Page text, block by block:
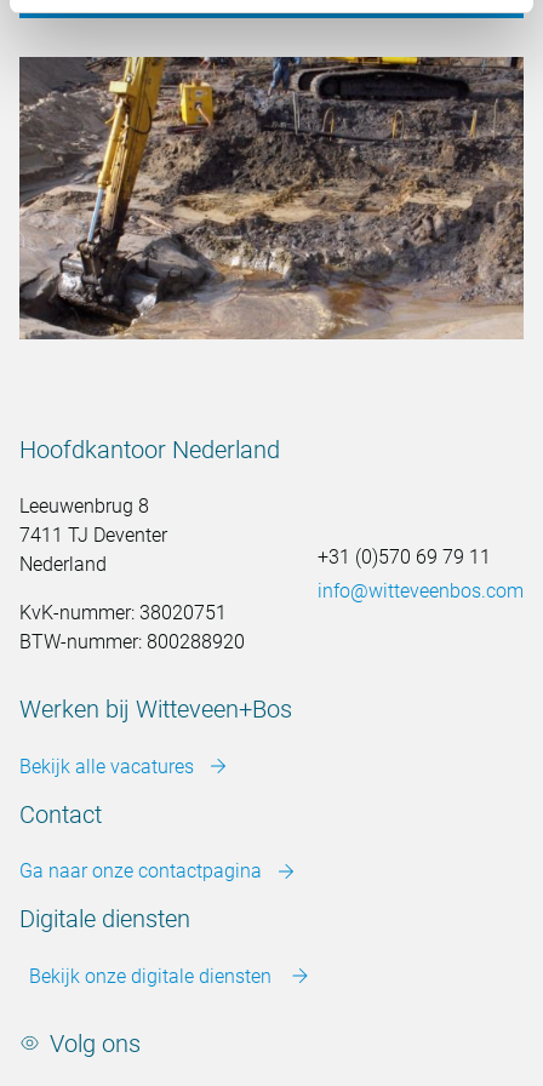
Hoofdkantoor Nederland
Leeuwenbrug 8
7411 TJ Deventer
Nederland
KvK-nummer: 38020751
BTW-nummer: 800288920
+31 (0)570 69 79 11
info@witteveenbos.com
Werken bij Witteveen+Bos
Bekijk alle vacatures
Contact
Ga naar onze contactpagina
Digitale diensten
Bekijk onze digitale diensten
Volg ons